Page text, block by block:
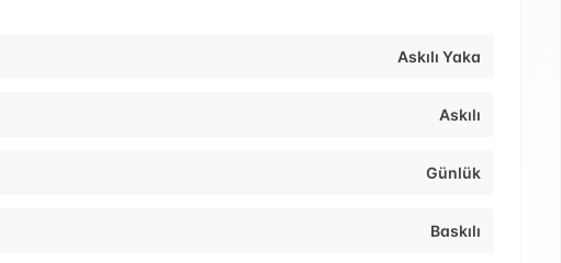
Askılı Yaka
Askılı
Günlük
Baskılı